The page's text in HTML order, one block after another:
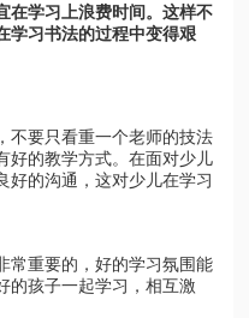
在学习上浪费时间。这样不
学习书法的过程中变得艰
不要只看重一个老师的技法
好的教学方式。在面对少儿
好的沟通，这对少儿在学习
常重要的，好的学习氛围能
的孩子一起学习，相互激